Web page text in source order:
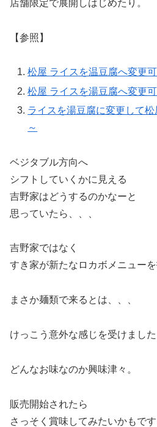
店舗限定で展開しはじめたり。
【参照】
松屋 ライスを温豆腐へ変更
松屋 ライスを湯豆腐へ変更
ライスを湯豆腐に変更して
～
ベジタブル方向へ
シフトしていくかに見える
吉野家はどうするのかなーと
思っていたら、、、
吉野家ではなく
すき家が新たなロカボメニュー
まさか麺類で来るとは、、、
けっこう意外な感じを受けました
どんなお味なのか興味津々。
販売開始されたら
さっそく賞味してみたいかもです